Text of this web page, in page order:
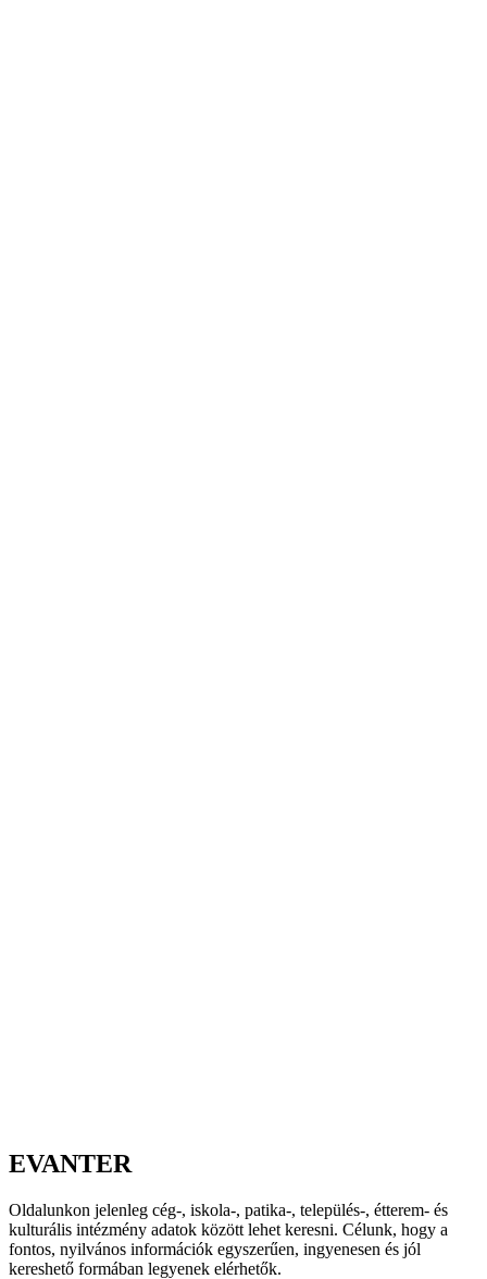
EVANTER
Oldalunkon jelenleg cég-, iskola-, patika-, település-, étterem- és
kulturális intézmény adatok között lehet keresni. Célunk, hogy a
fontos, nyilvános információk egyszerűen, ingyenesen és jól
kereshető formában legyenek elérhetők.